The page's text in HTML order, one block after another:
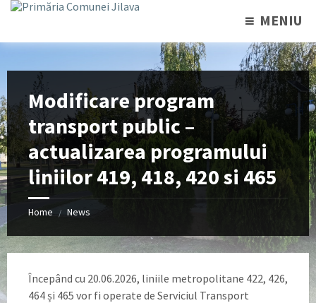
MENIU
Modificare program
transport public –
actualizarea programului
liniilor 419, 418, 420 si 465
Home / News
Începând cu 20.06.2026, liniile metropolitane 422, 426,
464 și 465 vor fi operate de Serviciul Transport